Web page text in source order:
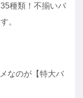
種類！不揃いバ
。
なのが【特大バ